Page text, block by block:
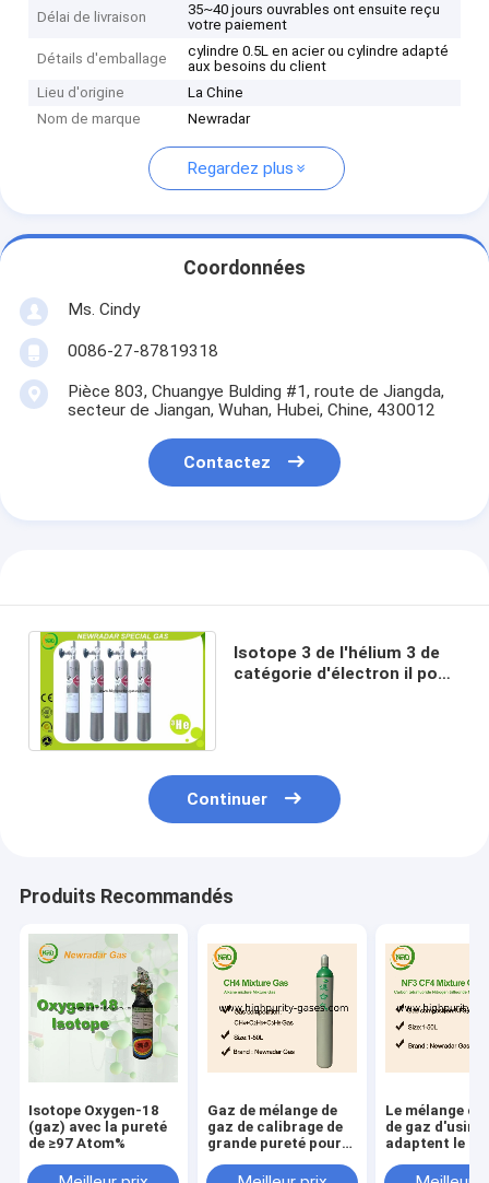
Délai de livraison
35~40 jours ouvrables ont ensuite reçu
votre paiement
Détails d'emballage
cylindre 0.5L en acier ou cylindre adapté
aux besoins du client
Lieu d'origine
La Chine
Nom de marque
Newradar
Regardez plus
Coordonnées
Ms. Cindy
0086-27-87819318
Pièce 803, Chuangye Bulding #1, route de Jiangda,
secteur de Jiangan, Wuhan, Hubei, Chine, 430012
Contactez
Isotope 3 de l'hélium 3 de
catégorie d'électron il pour
Continuer
Produits Recommandés
Isotope Oxygen-18
(gaz) avec la pureté
de ≥97 Atom%
Gaz de mélange de
gaz de calibrage de
grande pureté pour
lithographie
Le mélange
de gaz d'usine
adaptent le
client de